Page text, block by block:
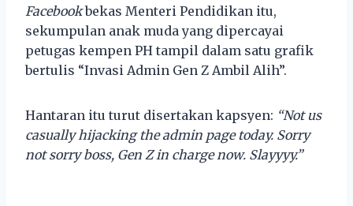
Facebookbekas Menteri Pendidikan itu,
sekumpulan anak muda yang dipercayai
petugas kempen PH tampil dalam satu grafik
bertulis “Invasi Admin Gen Z Ambil Alih”.
Hantaran itu turut disertakan kapsyen: “Not us
casually hijacking the admin page today. Sorry
not sorry boss, Gen Z in charge now. Slayyyy.”